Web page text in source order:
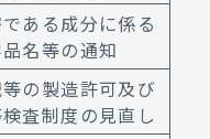
ある成分に係る
名等の通知
の製造許可及び
査制度の見直し